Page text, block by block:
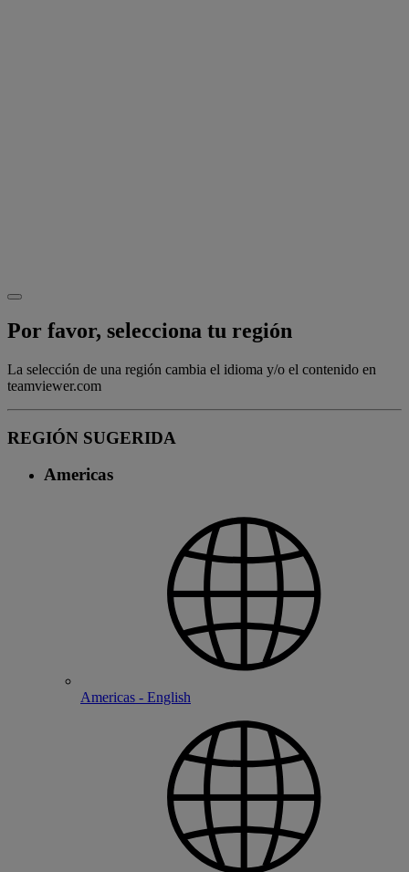
Por favor, selecciona tu región
La selección de una región cambia el idioma y/o el contenido en
teamviewer.com
REGIÓN SUGERIDA
Americas
Americas - English